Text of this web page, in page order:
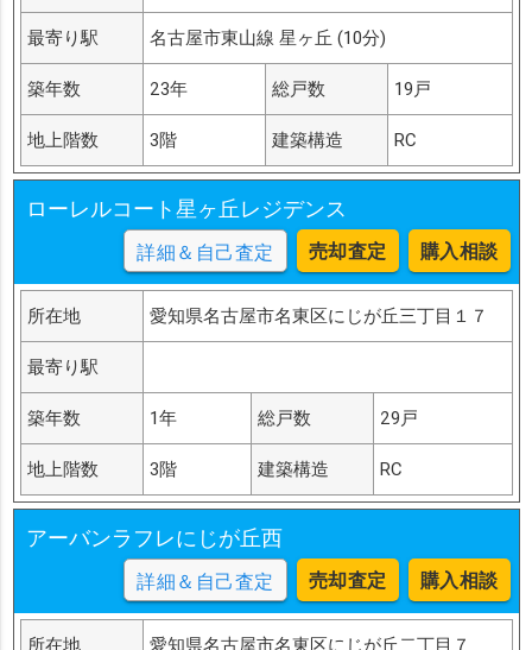
最寄り駅 名古屋市東山線 星ヶ丘 (10分)
築年数 23年 総戸数 19戸
地上階数 3階 建築構造 RC
ローレルコート星ヶ丘レジデンス
詳細＆自己査定 売却査定 購入相談
所在地 愛知県名古屋市名東区にじが丘三丁目１７
最寄り駅
築年数 1年 総戸数 29戸
地上階数 3階 建築構造 RC
アーバンラフレにじが丘西
詳細＆自己査定 売却査定 購入相談
所在地 愛知県名古屋市名東区にじが丘二丁目７